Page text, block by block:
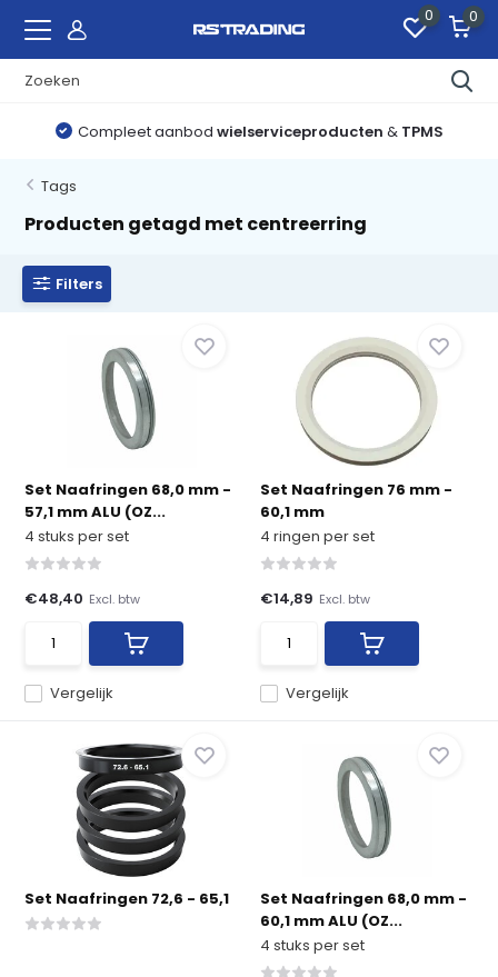
0 0
Compleet aanbod wielserviceproducten & TPMS
Tags
Producten getagd met centreerring
Filters
Set Naafringen 68,0 mm -
57,1 mm ALU (OZ...
4 stuks per set
Vergelijk
€48,40 Excl. btw
Set Naafringen 76 mm -
60,1 mm
4 ringen per set
Vergelijk
€14,89 Excl. btw
Set Naafringen 72,6 - 65,1
Set Naafringen 68,0 mm -
60,1 mm ALU (OZ...
4 stuks per set